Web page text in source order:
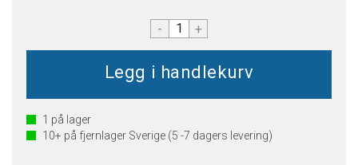
- +
1 på lager
10+ på fjernlager Sverige (5 -7 dagers levering)